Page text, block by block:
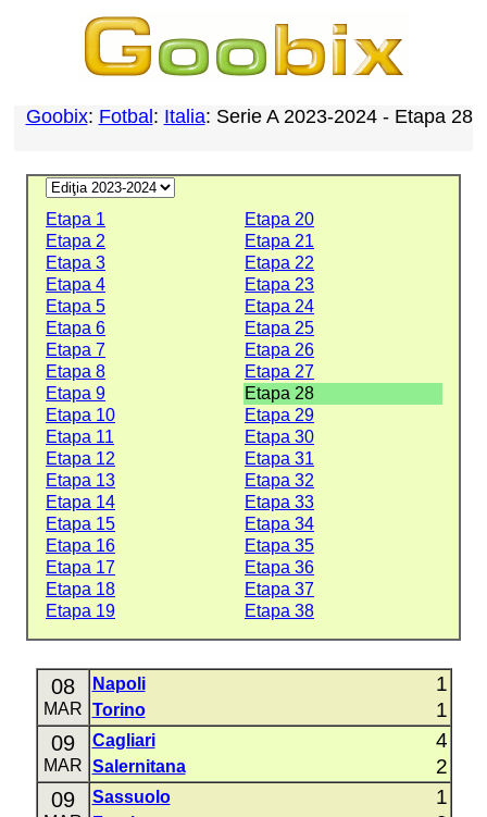
Goobix: Fotbal : Italia: Serie A 2023-2024 - Etapa 28
Etapa 1
Etapa 20
Etapa 2
Etapa 21
Etapa 3
Etapa 22
Etapa 4
Etapa 23
Etapa 5
Etapa 24
Etapa 6
Etapa 25
Etapa 7
Etapa 26
Etapa 8
Etapa 27
Etapa 9
Etapa 28
Etapa 10
Etapa 29
Etapa 11
Etapa 30
Etapa 12
Etapa 31
Etapa 13
Etapa 32
Etapa 14
Etapa 33
Etapa 15
Etapa 34
Etapa 16
Etapa 35
Etapa 17
Etapa 36
Etapa 18
Etapa 37
Etapa 19
Etapa 38
08
MAR
Napoli 1
Torino 1
09
MAR
Cagliari 4
Salernitana 2
09 Sassuolo 1